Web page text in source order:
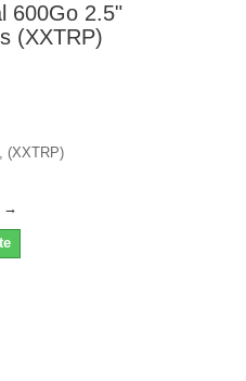
600Go 2.5"
(XXTRP)
(XXTRP)
→